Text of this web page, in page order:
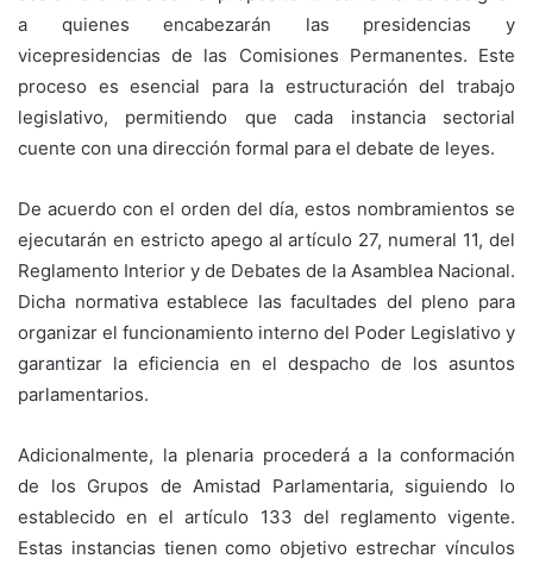
a quienes encabezarán las presidencias y
vicepresidencias de las Comisiones Permanentes. Este
proceso es esencial para la estructuración del trabajo
legislativo, permitiendo que cada instancia sectorial
cuente con una dirección formal para el debate de leyes.
De acuerdo con el orden del día, estos nombramientos se
ejecutarán en estricto apego al artículo 27, numeral 11, del
Reglamento Interior y de Debates de la Asamblea Nacional.
Dicha normativa establece las facultades del pleno para
organizar el funcionamiento interno del Poder Legislativo y
garantizar la eficiencia en el despacho de los asuntos
parlamentarios.
Adicionalmente, la plenaria procederá a la conformación
de los Grupos de Amistad Parlamentaria, siguiendo lo
establecido en el artículo 133 del reglamento vigente.
Estas instancias tienen como objetivo estrechar vínculos